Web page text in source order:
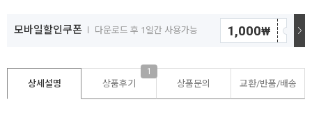
모바일할인쿠폰 다운로드 후 1일간 사용가능 1,000₩
상세설명 상품후기
1
상품문의 교환/반품/배송